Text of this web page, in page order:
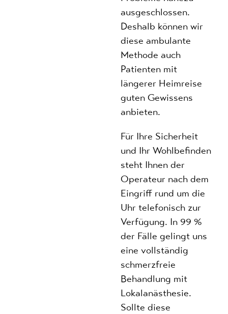
ausgeschlossen.
Deshalb können wir
diese ambulante
Methode auch
Patienten mit
längerer Heimreise
guten Gewissens
anbieten.
Für Ihre Sicherheit
und Ihr Wohlbefinden
steht Ihnen der
Operateur nach dem
Eingriff rund um die
Uhr telefonisch zur
Verfügung. In 99 %
der Fälle gelingt uns
eine vollständig
schmerzfreie
Behandlung mit
Lokalanästhesie.
Sollte diese